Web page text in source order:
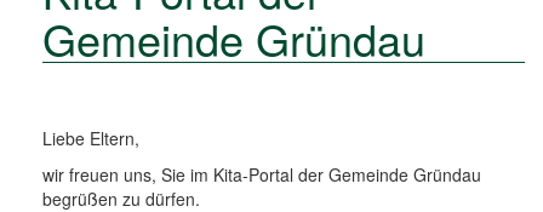
Gemeinde Gründau
Liebe Eltern,
wir freuen uns, Sie im Kita-Portal der Gemeinde Gründau
begrüßen zu dürfen.
i